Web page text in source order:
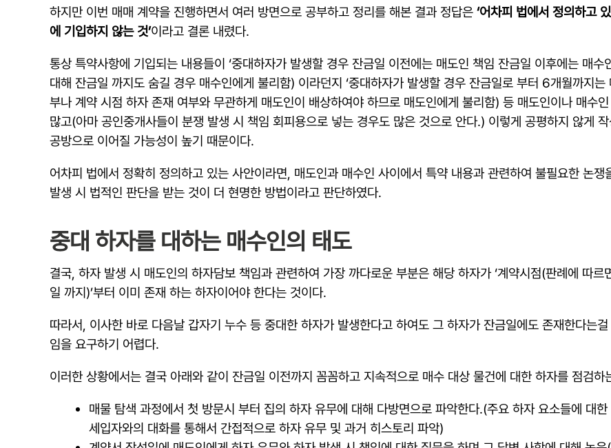
하지만 이번 매매 계약을 진행하면서 여러 방면으로 공부하고 정리를 해본 결과 정답은 ‘어차피 법에서 정의하고
에 기입하지 않는 것’이라고 결론 내렸다.
통상 특약사항에 기입되는 내용들이 ‘중대하자가 발생할 경우 잔금일 이전에는 매도인 책임 잔금일 이후에는 매
대해 잔금일 까지도 숨길 경우 매수인에게 불리함) 이라던지 ‘중대하자가 발생할 경우 잔금일로 부터 6개월까지
부나 계약 시점 하자 존재 여부와 무관하게 매도인이 배상하여야 하므로 매도인에게 불리함) 등 매도인이나 매수
많고(아마 공인중개사들이 분쟁 발생 시 책임 회피용으로 넣는 경우도 많은 것으로 안다.) 이렇게 공평하지 않게
공방으로 이어질 가능성이 높기 때문이다.
어차피 법에서 정확히 정의하고 있는 사안이라면, 매도인과 매수인 사이에서 특약 내용과 관련하여 불필요한 논
발생 시 법적인 판단을 받는 것이 더 현명한 방법이라고 판단하였다.
중대 하자를 대하는 매수인의 태도
결국, 하자 발생 시 매도인의 하자담보 책임과 관련하여 가장 까다로운 부분은 해당 하자가 ‘계약시점(판례에 따
일 까지)’부터 이미 존재 하는 하자이어야 한다는 것이다.
따라서, 이사한 바로 다음날 갑자기 누수 등 중대한 하자가 발생한다고 하여도 그 하자가 잔금일에도 존재한다는
임을 요구하기 어렵다.
이러한 상황에서는 결국 아래와 같이 잔금일 이전까지 꼼꼼하고 지속적으로 매수 대상 물건에 대한 하자를 점검
매물 탐색 과정에서 첫 방문시 부터 집의 하자 유무에 대해 다방면으로 파악한다.(주요 하자 요소들에 대
세입자와의 대화를 통해서 간접적으로 하자 유무 및 과거 히스토리 파악)